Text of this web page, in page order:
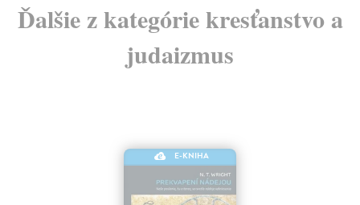
Ďalšie z kategórie kresťanstvo a
judaizmus
E-KNIHA